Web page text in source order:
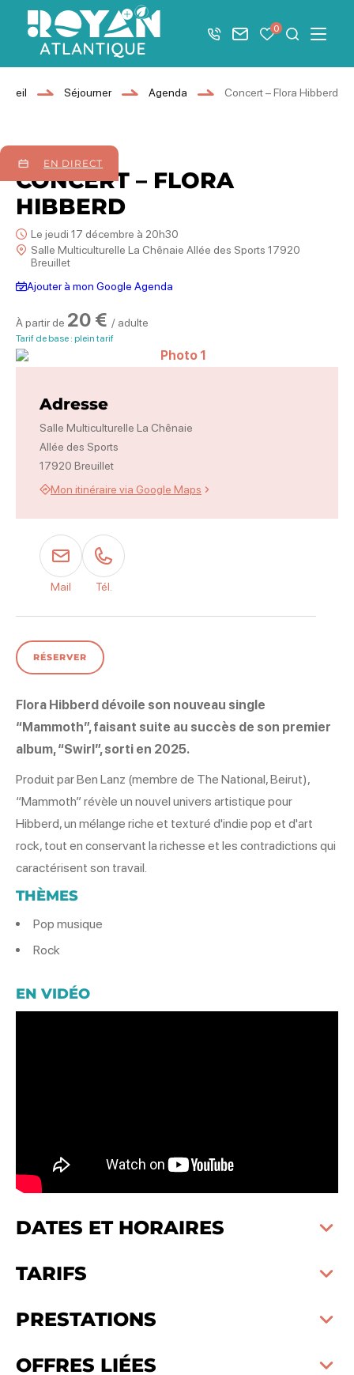
Afficher la barre de navigation du mode éco
Royan Atlantique
+33 5 46 08 21 00
Nous contacter
Mes favoris
0 JeMenu
Séjourner Agenda Concert – Flora Hibberd
EN DIRECT
17 décembre2026
CONCERT – FLORA
HIBBERD
Le jeudi 17 décembre à 20h30
Salle Multiculturelle La Chênaie Allée des Sports 17920
Breuillet
Ajouter à mon Google Agenda
Flora Hibberd dévoile son nouveau single
“Mammoth”, faisant suite au succès de son premier
album, “Swirl”, sorti en 2025.
Produit par Ben Lanz (membre de The National, Beirut),
“Mammoth” révèle un nouvel univers artistique pour
Hibberd, un mélange riche et texturé d'indie pop et d'art
rock, tout en conservant la richesse et les contradictions qui
caractérisent son travail.
THÈMES
Pop musique
Rock
EN VIDÉO
DATES ET HORAIRES
TARIFS
PRESTATIONS
OFFRES LIÉES
À partir de 20 € / adulte
Tarif de base : plein tarif
Photo 1, © Flora Hibberd
Adresse
Salle Multiculturelle La Chênaie
Allée des Sports
17920 Breuillet
Mon itinéraire via Google Maps
Mail Tél.
RÉSERVER